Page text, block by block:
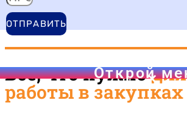
Все, что нужнодля
работы в закупках